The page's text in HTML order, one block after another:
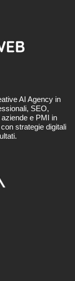
AI Agency in
SEO,
e PMI in
strategie digitali